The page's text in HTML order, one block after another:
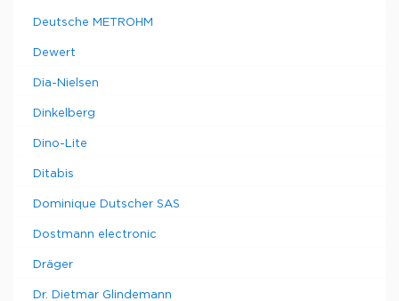
Deutsche METROHM
Dewert
Dia-Nielsen
Dinkelberg
Dino-Lite
Ditabis
Dominique Dutscher SAS
Dostmann electronic
Dräger
Dr. Dietmar Glindemann